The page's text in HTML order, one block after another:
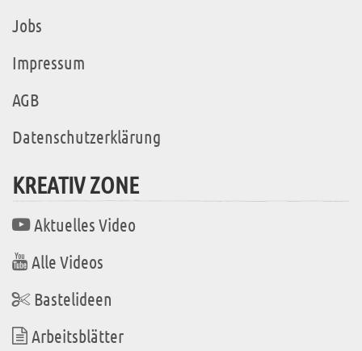
Jobs
Impressum
AGB
Datenschutzerklärung
KREATIV ZONE
Aktuelles Video
Alle Videos
Bastelideen
Arbeitsblätter